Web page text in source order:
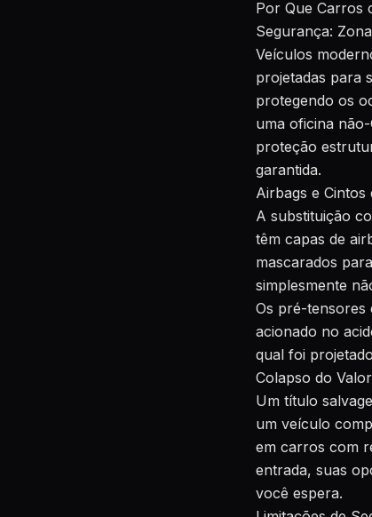
Por Que Carros
Segurança:
Veículos
projetadas para
protegendo os
uma oficina
proteção
garantida.
Airbags e Cintos
A substituição
têm capas de
mascarados
simplesmente
Os pré-tensores
acionado no
qual foi
Colapso do
Um título
um veículo
em carros com
entrada, suas
você espera.